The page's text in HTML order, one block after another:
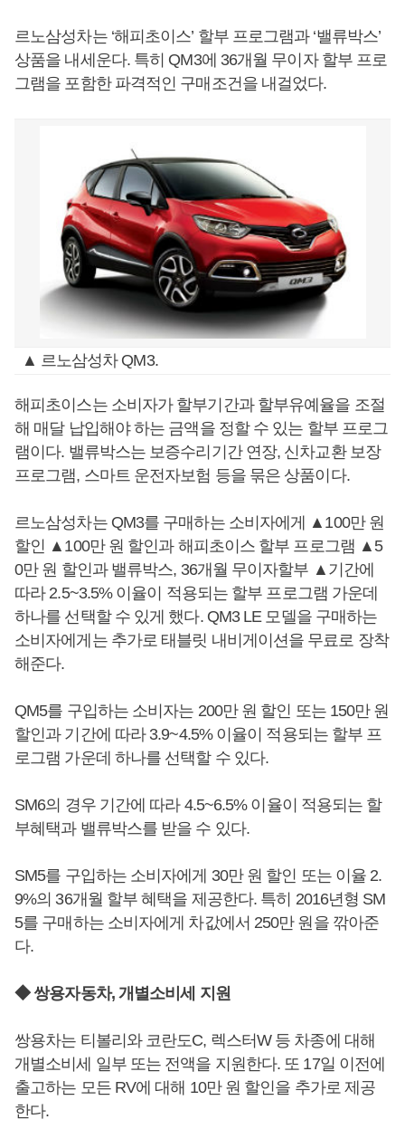
르노삼성차는 ‘해피초이스’ 할부 프로그램과 ‘밸류박스’
상품을 내세운다. 특히 QM3에 36개월 무이자 할부 프로
그램을 포함한 파격적인 구매조건을 내걸었다.
▲ 르노삼성차 QM3.
해피초이스는 소비자가 할부기간과 할부유예율을 조절
해 매달 납입해야 하는 금액을 정할 수 있는 할부 프로그
램이다. 밸류박스는 보증수리기간 연장, 신차교환 보장
프로그램, 스마트 운전자보험 등을 묶은 상품이다.
르노삼성차는 QM3를 구매하는 소비자에게 ▲100만 원
할인 ▲100만 원 할인과 해피초이스 할부 프로그램 ▲5
0만 원 할인과 밸류박스, 36개월 무이자할부 ▲기간에
따라 2.5~3.5% 이율이 적용되는 할부 프로그램 가운데
하나를 선택할 수 있게 했다. QM3 LE 모델을 구매하는
소비자에게는 추가로 태블릿 내비게이션을 무료로 장착
해준다.
QM5를 구입하는 소비자는 200만 원 할인 또는 150만 원
할인과 기간에 따라 3.9~4.5% 이율이 적용되는 할부 프
로그램 가운데 하나를 선택할 수 있다.
SM6의 경우 기간에 따라 4.5~6.5% 이율이 적용되는 할
부혜택과 밸류박스를 받을 수 있다.
SM5를 구입하는 소비자에게 30만 원 할인 또는 이율 2.
9%의 36개월 할부 혜택을 제공한다. 특히 2016년형 SM
5를 구매하는 소비자에게 차값에서 250만 원을 깎아준
다.
◆ 쌍용자동차, 개별소비세 지원
쌍용차는 티볼리와 코란도C, 렉스터W 등 차종에 대해
개별소비세 일부 또는 전액을 지원한다. 또 17일 이전에
출고하는 모든 RV에 대해 10만 원 할인을 추가로 제공
한다.